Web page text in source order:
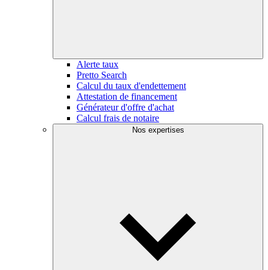
Alerte taux
Pretto Search
Calcul du taux d'endettement
Attestation de financement
Générateur d'offre d'achat
Calcul frais de notaire
Nos expertises